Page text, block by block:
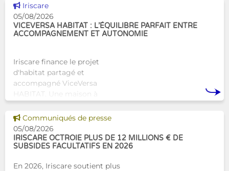
Voir cette news
Iriscare
05/08/2026
VICEVERSA HABITAT : L’ÉQUILIBRE PARFAIT ENTRE
ACCOMPAGNEMENT ET AUTONOMIE
Iriscare finance le projet
d'habitat partagé et
accompagné ViceVersa
HABITAT. Une maison à
alternative innovante et
humaine aux structures
d’hébergement traditionnel
Voir cette news
Communiqués de presse
05/08/2026
IRISCARE OCTROIE PLUS DE 12 MILLIONS € DE
SUBSIDES FACULTATIFS EN 2026
En 2026, Iriscare soutient plus